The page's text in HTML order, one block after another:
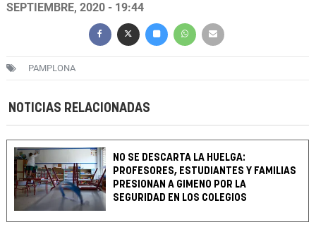
SEPTIEMBRE, 2020 - 19:44
PAMPLONA
NOTICIAS RELACIONADAS
NO SE DESCARTA LA HUELGA:
PROFESORES, ESTUDIANTES Y FAMILIAS
PRESIONAN A GIMENO POR LA
SEGURIDAD EN LOS COLEGIOS